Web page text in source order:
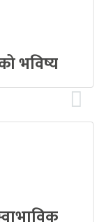
भविष्य